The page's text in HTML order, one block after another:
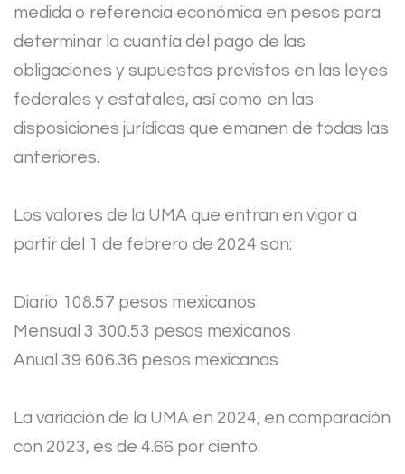
medida o referencia económica en pesos para
determinar la cuantía del pago de las
obligaciones y supuestos previstos en las leyes
federales y estatales, así como en las
disposiciones jurídicas que emanen de todas las
anteriores.
Los valores de la UMA que entran en vigor a
partir del 1 de febrero de 2024 son:
Diario 108.57 pesos mexicanos
Mensual 3 300.53 pesos mexicanos
Anual 39 606.36 pesos mexicanos
La variación de la UMA en 2024, en comparación
con 2023, es de 4.66 por ciento.